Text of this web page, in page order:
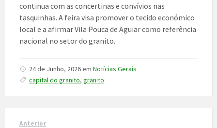
continua com as concertinas e convívios nas
tasquinhas. A feira visa promover o tecido económico
local e a afirmar Vila Pouca de Aguiar como referência
nacional no setor do granito.
24 de Junho, 2026em Notícias Gerais
capital do granito, granito
Anterior